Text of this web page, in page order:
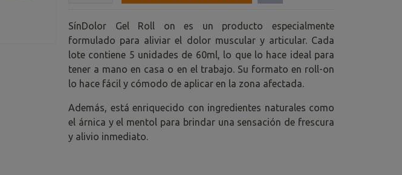
SínDolor Gel Roll on es un producto especialmente
formulado para aliviar el dolor muscular y articular. Cada
lote contiene 5 unidades de 60ml, lo que lo hace ideal para
tener a mano en casa o en el trabajo. Su formato en roll-on
lo hace fácil y cómodo de aplicar en la zona afectada.
Además, está enriquecido con ingredientes naturales como
el árnica y el mentol para brindar una sensación de frescura
y alivio inmediato.